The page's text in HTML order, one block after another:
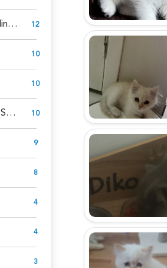
Belçika Kurdu Malinois 12
10
10
American Cocker Spaniel 10
9
8
4
4
3